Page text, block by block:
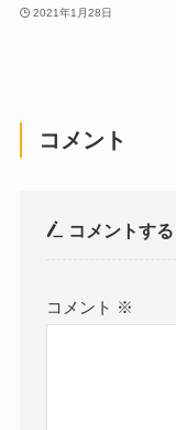
2021年1月28日
コメント
コメントする
コメント ※